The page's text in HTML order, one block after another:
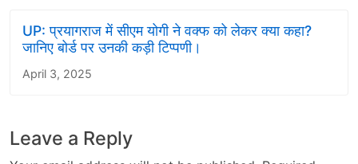
UP: प्रयागराज में सीएम योगी ने वक्फ को लेकर क्या कहा?
जानिए बोर्ड पर उनकी कड़ी टिप्पणी।
April 3, 2025
Leave a Reply